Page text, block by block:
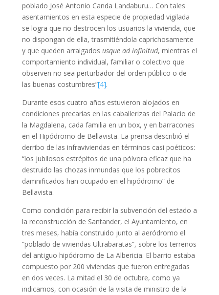
poblado José Antonio Canda Landaburu… Con tales
asentamientos en esta especie de propiedad vigilada
se logra que no destrocen los usuarios la vivienda, que
no dispongan de ella, trasmitiéndola caprichosamente
y que queden arraigados usque ad infinitud, mientras el
comportamiento individual, familiar o colectivo que
observen no sea perturbador del orden público o de
las buenas costumbres”[4].
Durante esos cuatro años estuvieron alojados en
condiciones precarias en las caballerizas del Palacio de
la Magdalena, cada familia en un box, y en barracones
en el Hipódromo de Bellavista. La prensa describió el
derribo de las infraviviendas en términos casi poéticos:
“los jubilosos estrépitos de una pólvora eficaz que ha
destruido las chozas inmundas que los pobrecitos
damnificados han ocupado en el hipódromo” de
Bellavista.
Como condición para recibir la subvención del estado a
la reconstrucción de Santander, el Ayuntamiento, en
tres meses, había construido junto al aeródromo el
“poblado de viviendas Ultrabaratas”, sobre los terrenos
del antiguo hipódromo de La Albericia. El barrio estaba
compuesto por 200 viviendas que fueron entregadas
en dos veces. La mitad el 30 de octubre, como ya
indicamos, con ocasión de la visita de ministro de la